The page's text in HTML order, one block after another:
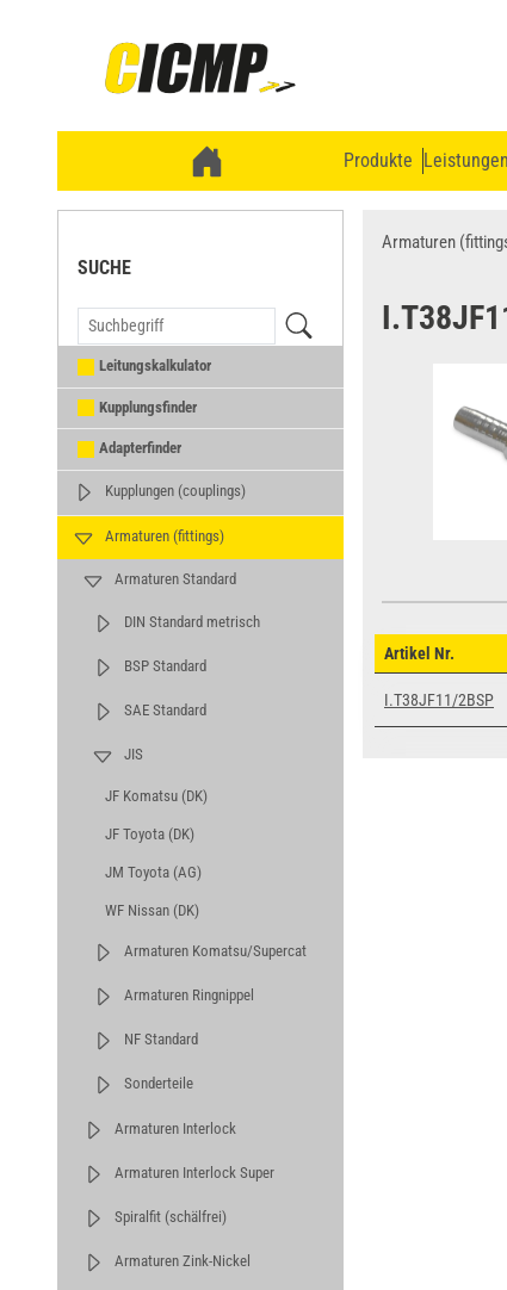
Produkte Leistungen
SUCHE
Leitungskalkulator
Kupplungsfinder
Adapterfinder
Kupplungen (couplings)
Armaturen (fittings)
Armaturen Standard
DIN Standard metrisch
BSP Standard
SAE Standard
JIS
JF Komatsu (DK)
JF Toyota (DK)
JM Toyota (AG)
WF Nissan (DK)
Armaturen Komatsu/Supercat
Armaturen Ringnippel
NF Standard
Sonderteile
Armaturen Interlock
Armaturen Interlock Super
Spiralfit (schälfrei)
Armaturen Zink-Nickel
Armaturen
Artikel Nr.
I.T38JF11/2BSP